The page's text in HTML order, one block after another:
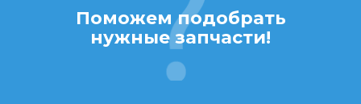
Поможем подобрать
нужные запчасти!